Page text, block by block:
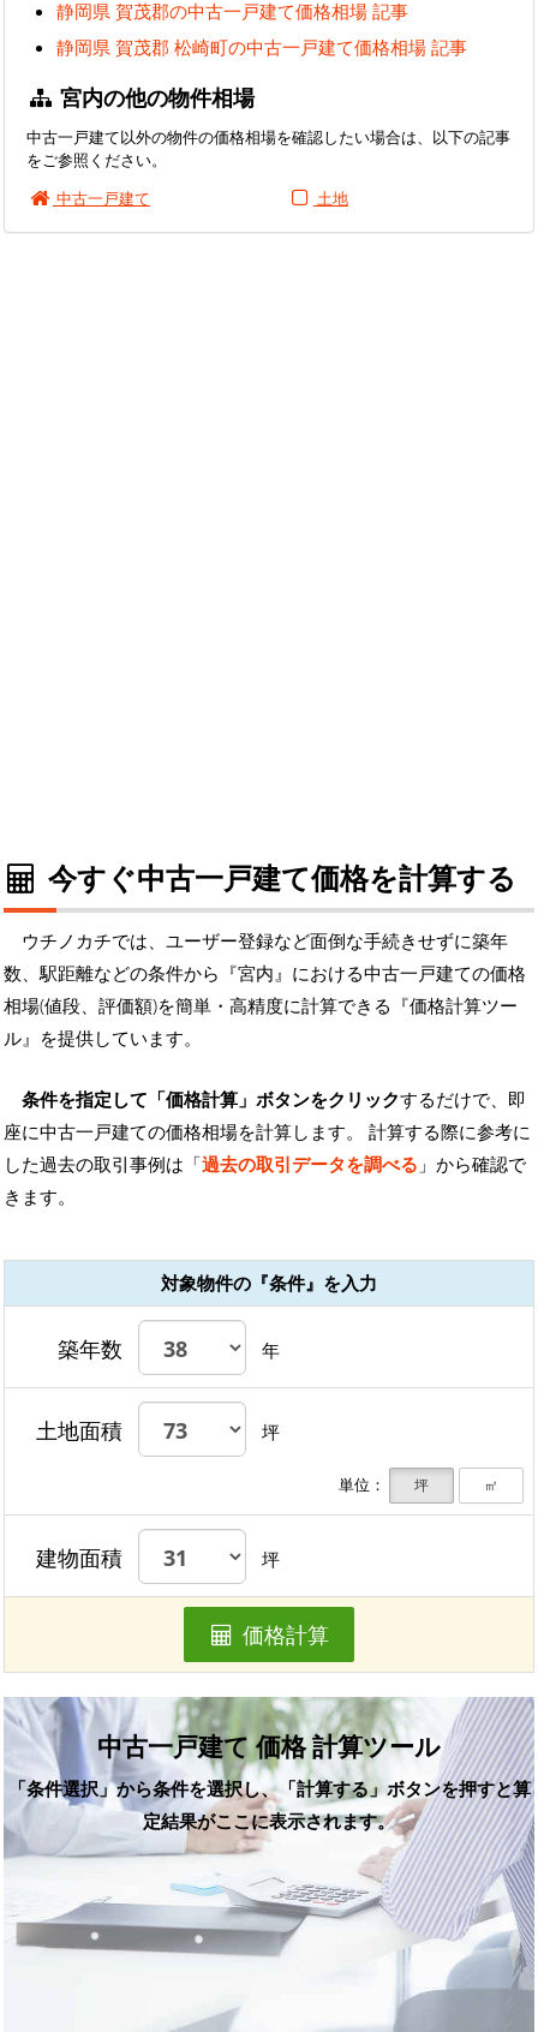
静岡県 賀茂郡の中古一戸建て価格相場 記事
静岡県 賀茂郡 松崎町の中古一戸建て価格相場 記事
宮内の他の物件相場
中古一戸建て以外の物件の価格相場を確認したい場合は、以下の記事
をご参照ください。
中古一戸建て
土地
今すぐ中古一戸建て価格を計算する
ウチノカチでは、ユーザー登録など面倒な手続きせずに築年
数、駅距離などの条件から『宮内』における中古一戸建ての価格
相場(値段、評価額)を簡単・高精度に計算できる『価格計算ツー
ル』を提供しています。
条件を指定して「価格計算」ボタンをクリックするだけで、即
座に中古一戸建ての価格相場を計算します。 計算する際に参考に
した過去の取引事例は「過去の取引データを調べる 」から確認で
きます。
対象物件の『条件』を入力
築年数 年
土地面積 坪
単位： 坪 ㎡
建物面積 坪
価格計算
中古一戸建て 価格 計算ツール
「条件選択」から条件を選択し、「計算する」ボタンを押すと算
定結果がここに表示されます。